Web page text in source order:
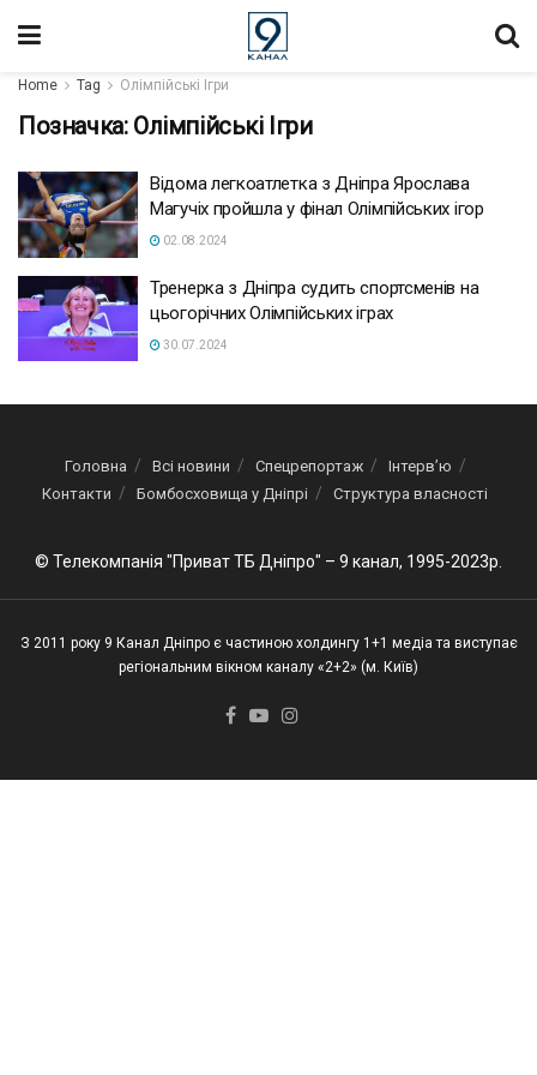
Home Tag Олімпійські Ігри
Позначка: Олімпійські Ігри
Відома легкоатлетка з Дніпра Ярослава
Магучіх пройшла у фінал Олімпійських ігор
02.08.2024
Тренерка з Дніпра судить спортсменів на
цьогорічних Олімпійських іграх
30.07.2024
Головна Всі новини Спецрепортаж
Інтерв’ю
Контакти
Бомбосховища у Дніпрі Структура власності
© Телекомпанія "Приват ТБ Дніпро" – 9 канал, 1995-2023р.
З 2011 року 9 Канал Дніпро є частиною холдингу 1+1 медіа та виступає
регіональним вікном каналу «2+2» (м. Київ)